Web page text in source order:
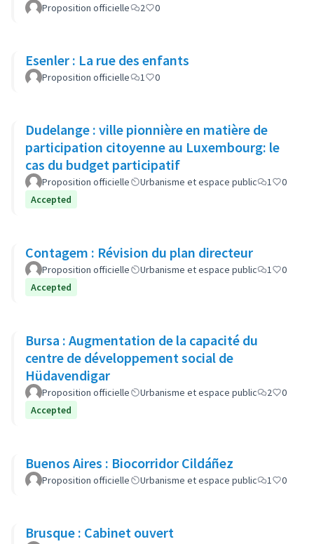
Proposition officielle 2 0
Esenler : La rue des enfants
Proposition officielle 1 0
Dudelange : ville pionnière en matière de
participation citoyenne au Luxembourg: le
cas du budget participatif
Proposition officielle Urbanisme et espace public 1
0
Accepted
Contagem : Révision du plan directeur
Proposition officielle Urbanisme et espace public 1
0
Accepted
Bursa : Augmentation de la capacité du
centre de développement social de
Hüdavendigar
Proposition officielle Urbanisme et espace public 2
0
Accepted
Buenos Aires : Biocorridor Cildáñez
Proposition officielle Urbanisme et espace public 1 0
Brusque : Cabinet ouvert